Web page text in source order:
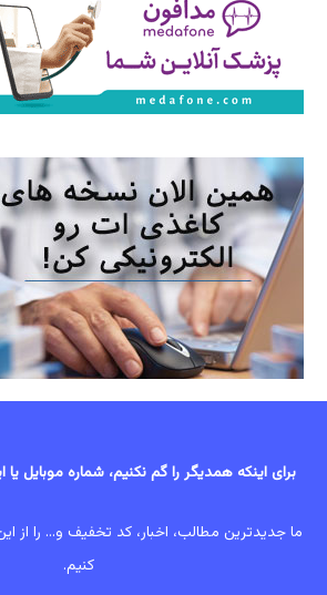
برای اینکه همدیگر را گم نکنیم، شماره موبایل
ما جدیدترین مطالب، اخبار، کد تخفیف و... را از
کنیم.